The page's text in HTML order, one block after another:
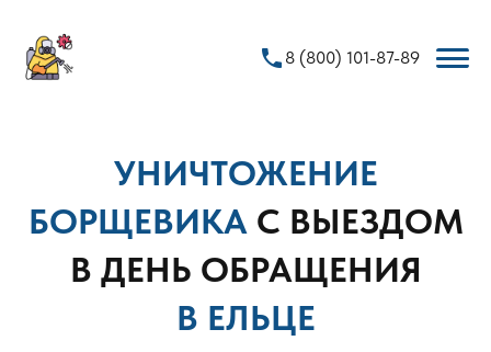
phone 8 (800) 101-87-89
УНИЧТОЖЕНИЕ
БОРЩЕВИКА С ВЫЕЗДОМ
В ДЕНЬ ОБРАЩЕНИЯ
В ЕЛЬЦЕ